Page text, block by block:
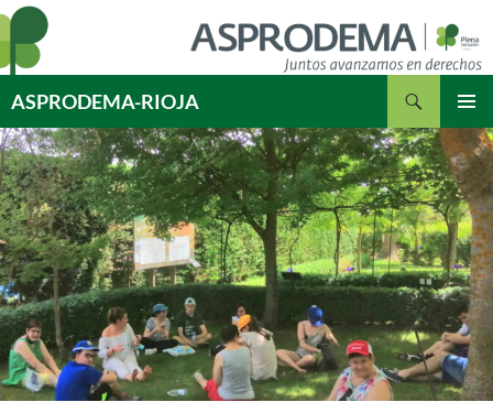
Saltar
al
contenido
ASPRODEMA-RIOJA
MENÚ